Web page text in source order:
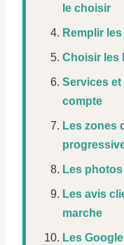
le choisir
Remplir
Choisir les
Services
compte
Les zones
Les
Les avis
marche
Les